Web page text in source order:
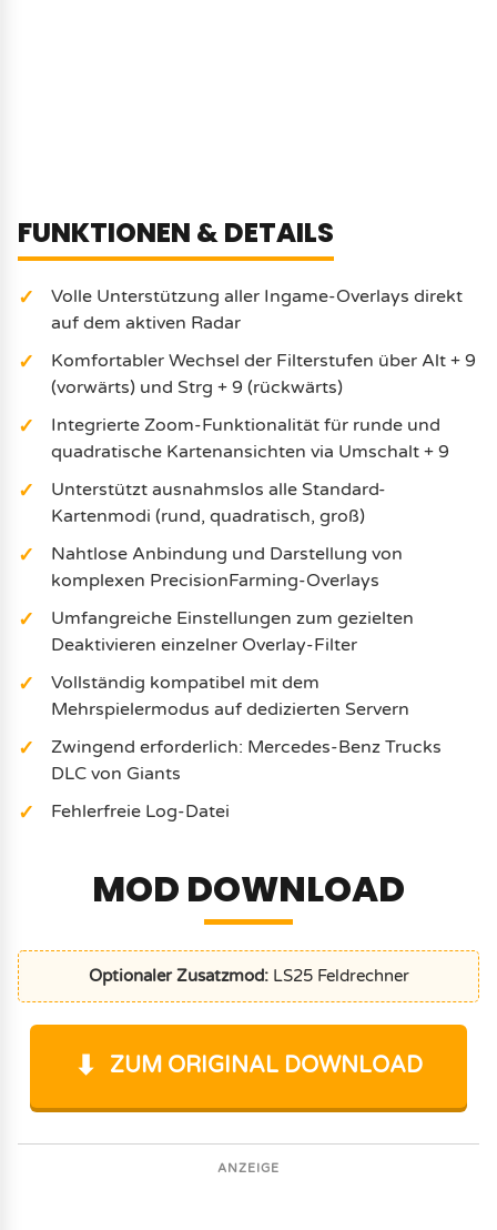
FUNKTIONEN & DETAILS
Volle Unterstützung aller Ingame-Overlays direkt
auf dem aktiven Radar
Komfortabler Wechsel der Filterstufen über Alt + 9
(vorwärts) und Strg + 9 (rückwärts)
Integrierte Zoom-Funktionalität für runde und
quadratische Kartenansichten via Umschalt + 9
Unterstützt ausnahmslos alle Standard-
Kartenmodi (rund, quadratisch, groß)
Nahtlose Anbindung und Darstellung von
komplexen PrecisionFarming-Overlays
Umfangreiche Einstellungen zum gezielten
Deaktivieren einzelner Overlay-Filter
Vollständig kompatibel mit dem
Mehrspielermodus auf dedizierten Servern
Zwingend erforderlich: Mercedes-Benz Trucks
DLC von Giants
Fehlerfreie Log-Datei
MOD DOWNLOAD
Optionaler Zusatzmod: LS25 Feldrechner
ZUM ORIGINAL DOWNLOAD
ANZEIGE